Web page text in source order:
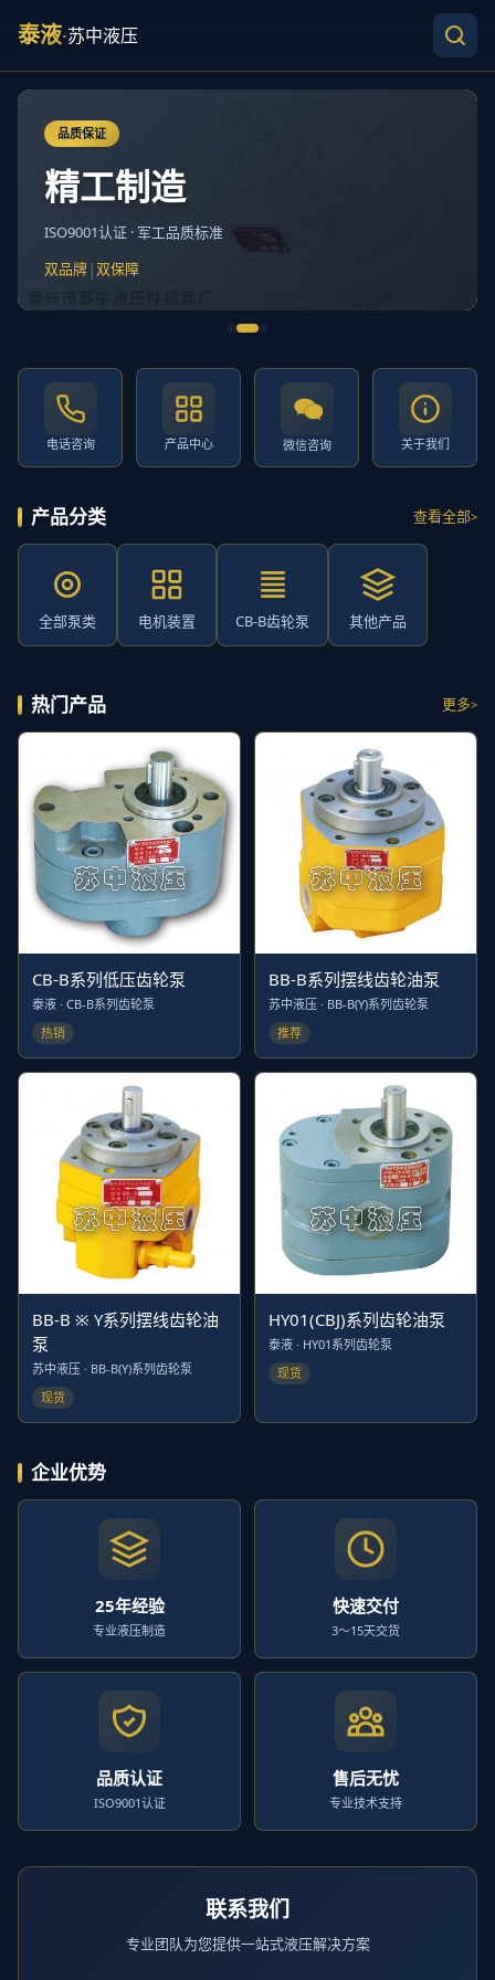
泰液·苏中液压
品质保证
精工制造
ISO9001认证 · 军工品质标准
双品牌|双保障
电话咨询 产品中心 微信咨询 关于我们
产品分类 查看全部
全部泵类 电机装置 CB-B齿轮泵 其他产品
热门产品 更多
CB-B系列低压齿轮泵
泰液 · CB-B系列齿轮泵
热销
BB-B系列摆线齿轮油泵
苏中液压 · BB-B(Y)系列齿轮泵
推荐
BB-B ※ Y系列摆线齿轮油
泵
苏中液压 · BB-B(Y)系列齿轮泵
现货
HY01(CBJ)系列齿轮油泵
泰液 · HY01系列齿轮泵
现货
企业优势
25年经验
专业液压制造
快速交付
3～15天交货
品质认证
ISO9001认证
售后无忧
专业技术支持
联系我们
专业团队为您提供一站式液压解决方案